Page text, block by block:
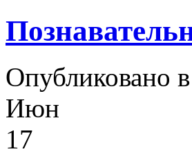
Опубликовано в
Июн
17